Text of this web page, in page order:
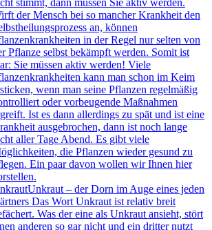
stimmt, dann müssen Sie aktiv werden.
der Mensch bei so mancher Krankheit den
an, können
in der Regel nur selten von
Pflanze selbst bekämpft werden. Somit ist
Sie müssen aktiv werden! Viele
kann man schon im Keim
wenn man seine Pflanzen regelmäßig
oder vorbeugende Maßnahmen
Ist es dann allerdings zu spät und ist eine
ausgebrochen, dann ist noch lange
aller Tage Abend. Es gibt viele
die Pflanzen wieder gesund zu
Ein paar davon wollen wir Ihnen hier
Unkraut – der Dorn im Auge eines jeden
Das Wort Unkraut ist relativ breit
Was der eine als Unkraut ansieht, stört
anderen so gar nicht und ein dritter nutzt